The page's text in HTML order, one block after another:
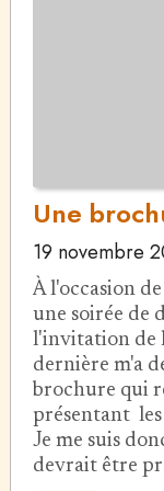
Une
19 novembre
À l'occasion
une soirée de
l'invitation de
dernière m'a
brochure qui
présentant
Je me suis
devrait être